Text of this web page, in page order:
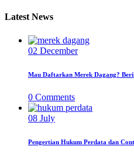
Latest News
02 December
Mau Daftarkan Merek Dagang?
0 Comments
08 July
Pengertian Hukum Perdata dan